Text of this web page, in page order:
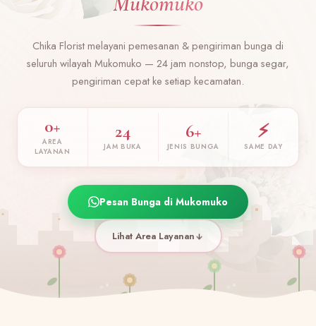
Chika Florist melayani pemesanan & pengiriman bunga di
seluruh wilayah Mukomuko — 24 jam nonstop, bunga segar,
pengiriman cepat ke setiap kecamatan.
0+
AREA
LAYANAN
24
JAM BUKA
6+
JENIS BUNGA
⚡
SAME DAY
Pesan Bunga di Mukomuko
Lihat Area Layanan